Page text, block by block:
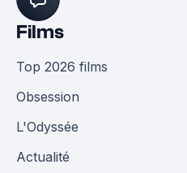
Films
Top 2026 films
Obsession
L'Odyssée
Actualité